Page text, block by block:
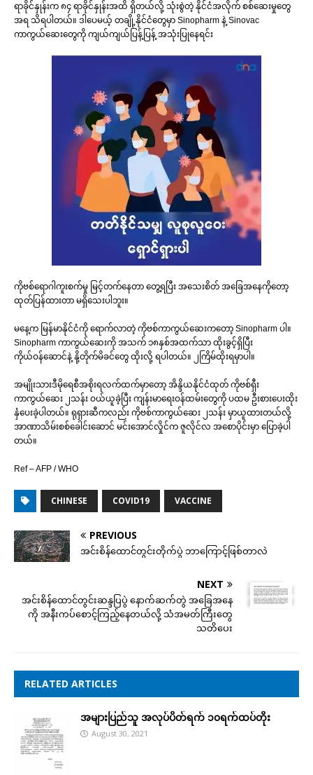
ရာခိုင်နှုန်းက ၈၄ ရာခိုင်နှုန်းအထိ ရှိတယ်လို့ သုံးစွဲတဲ့ နိုင်ငံအလိုက် စစ်ဆေးမှုတွေ
အရ သိရပါတယ်။ ဒါပေမယ့် တချို့နိုင်ငံတွေမှာ Sinopharm နဲ့ Sinovac
ကာကွယ်ဆေးတွေကို ကျယ်ကျယ်ပြန့်ပြန့် အသုံးပြုနေရင်း
ကိုဗစ်ရောဂါကူးစက်မှု မြင့်တက်နေတာ တွေ့ရပြီး အသေးစိတ် အခြေအနေကိုတော့
ထုတ်ပြန်ထားတာ မရှိသေးပါဘူး။
မနေ့က မြန်မာနိုင်ငံကို ရောက်လာတဲ့ ကိုဗစ်ကာကွယ်ဆေးကတော့ Sinopharm ပါ။
Sinopharm ကာကွယ်ဆေးကို အသက် ၁၈နှစ်‌အထက်သာ ထိုးခွင့်ရှိပြီး
ကိုယ်ဝန်ဆောင်နဲ့ နို့တိုက်မိခင်တွေ ထိုးလို့ ရပါတယ်။ ၂ကြိမ်ထိုးရမှာပါ။
အမျိုးသားဒီမိုရေစီအစိုးရလက်ထက်မှာတော့ အိန္ဒိယနိုင်ငံထုတ် ကိုဗစ်ရှီး
ကာကွယ်ဆေး ၂သန်း ဝယ်ယူခဲ့ပြီး ကျန်းမာရေးဝန်ထမ်းတွေကို ပထမ ဦးစားပေးထိုး
နှံပေးခဲ့ပါတယ်။ ရုရှားဆီကလည်း ကိုဗစ်ကာကွယ်ဆေး ၂သန်း မှာယူထားတယ်လို့
အာဏာသိမ်းစစ်ခေါင်းဆောင် မင်းအောင်လှိုင်က ဇူလိုင်လ အစောပိုင်းမှာ ပြောခဲ့ပါ
တယ်။
Ref – AFP / WHO
CHINESE COVID19 VACCINE
PREVIOUS
အင်းစိန်ထောင်တွင်းတိုက်ပွဲ ဘာကြောင့်ဖြစ်တာလဲ
NEXT
အင်းစိန်ထောင်တွင်းဆန္ဒပြပွဲ နောက်ဆက်တွဲ အခြေအနေ
ကို အနီးကပ်စောင့်ကြည့်နေတယ်လို့ သံအမတ်ကြီးတွေ
သတိပေး
RELATED ARTICLES
အများပြည်သူ အလုပ်ပိတ်ရက် ၁၀ရက်ထပ်တိုး
August 30, 2021